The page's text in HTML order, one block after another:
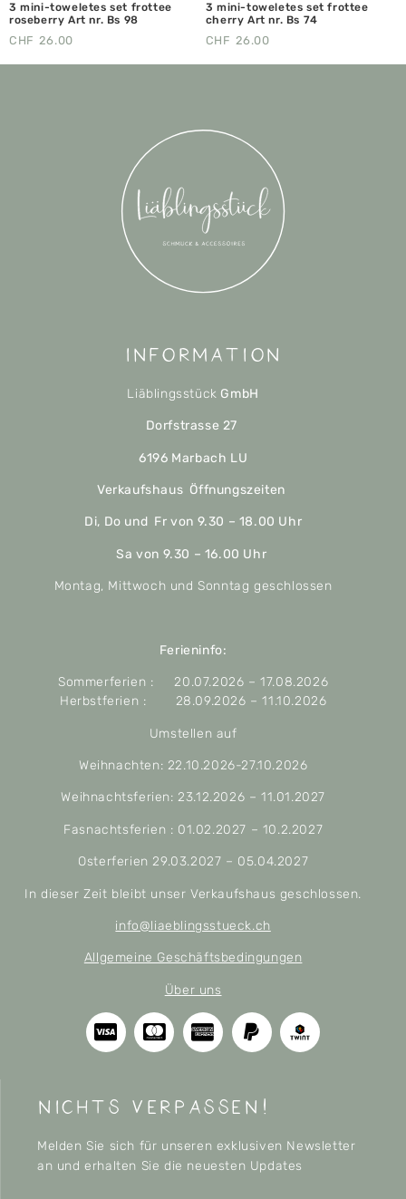
3 mini-toweletes set frottee
roseberry Art nr. Bs 98
CHF 26.00
3 mini-toweletes set frottee
cherry Art nr. Bs 74
CHF 26.00
Information
Liäblingsstück GmbH
Dorfstrasse 27
6196 Marbach LU
Verkaufshaus Öffnungszeiten
Di, Do und Fr von 9.30 – 18.00 Uhr
Sa von 9.30 – 16.00 Uhr
Montag, Mittwoch und Sonntag geschlossen
Ferieninfo:
Sommerferien : 20.07.2026 – 17.08.2026
Herbstferien : 28.09.2026 – 11.10.2026
Umstellen auf
Weihnachten: 22.10.2026-27.10.2026
Weihnachtsferien: 23.12.2026 – 11.01.2027
Fasnachtsferien : 01.02.2027 – 10.2.2027
Osterferien 29.03.2027 – 05.04.2027
In dieser Zeit bleibt unser Verkaufshaus geschlossen.
info@liaeblingsstueck.ch
Allgemeine Geschäftsbedingungen
Über uns
nichts verpassen!
Melden Sie sich für unseren exklusiven Newsletter
an und erhalten Sie die neuesten Updates